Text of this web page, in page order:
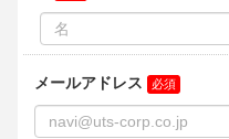
５．個人情報に関する開示等
当社が保有する開示対象個
用目的の通知、開示、内容
示の申し出は上記２項の個
い。開示等の請求手続きに
なお、利用目的の通知、及